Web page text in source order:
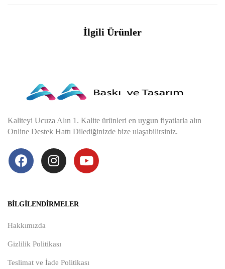
İlgili Ürünler
Kaliteyi Ucuza Alın 1. Kalite ürünleri en uygun fiyatlarla alın
Online Destek Hattı Dilediğinizde bize ulaşabilirsiniz.
BILGILENDIRMELER
Hakkımızda
Gizlilik Politikası
Teslimat ve İade Politikası